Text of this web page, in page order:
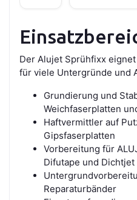
Der Alujet Sprühfixx
für viele Untergründe und
Grundierung und
Weichfaserplatten
Haftvermittler auf
Gipsfaserplatten
Vorbereitung für
Difutape und Dichtjet
Reparaturbänder